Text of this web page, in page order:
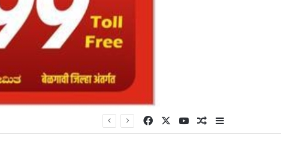
FacebookYouTubeRandom Article
Sidebar